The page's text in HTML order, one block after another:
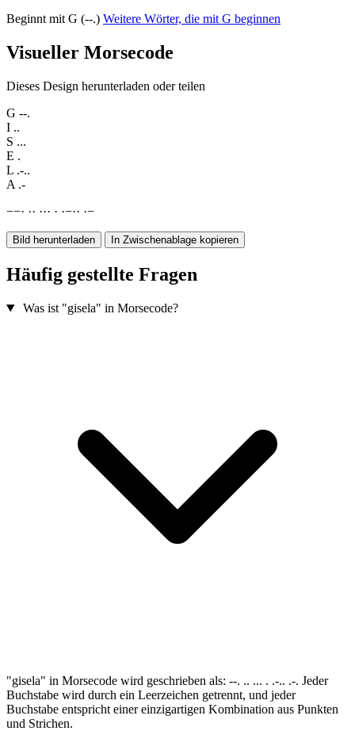
Beginnt mit G (--.) Weitere Wörter, die mit G beginnen
Visueller Morsecode
Dieses Design herunterladen oder teilen
G --.
I ..
S ...
E .
L .-..
A .-
−−· ·· ··· · ·−·· ·−
Bild herunterladen In Zwischenablage kopieren
Häufig gestellte Fragen
Was ist "gisela" in Morsecode?
"gisela" in Morsecode wird geschrieben als: --. .. ... . .-.. .-. Jeder
Buchstabe wird durch ein Leerzeichen getrennt, und jeder
Buchstabe entspricht einer einzigartigen Kombination aus Punkten
und Strichen.